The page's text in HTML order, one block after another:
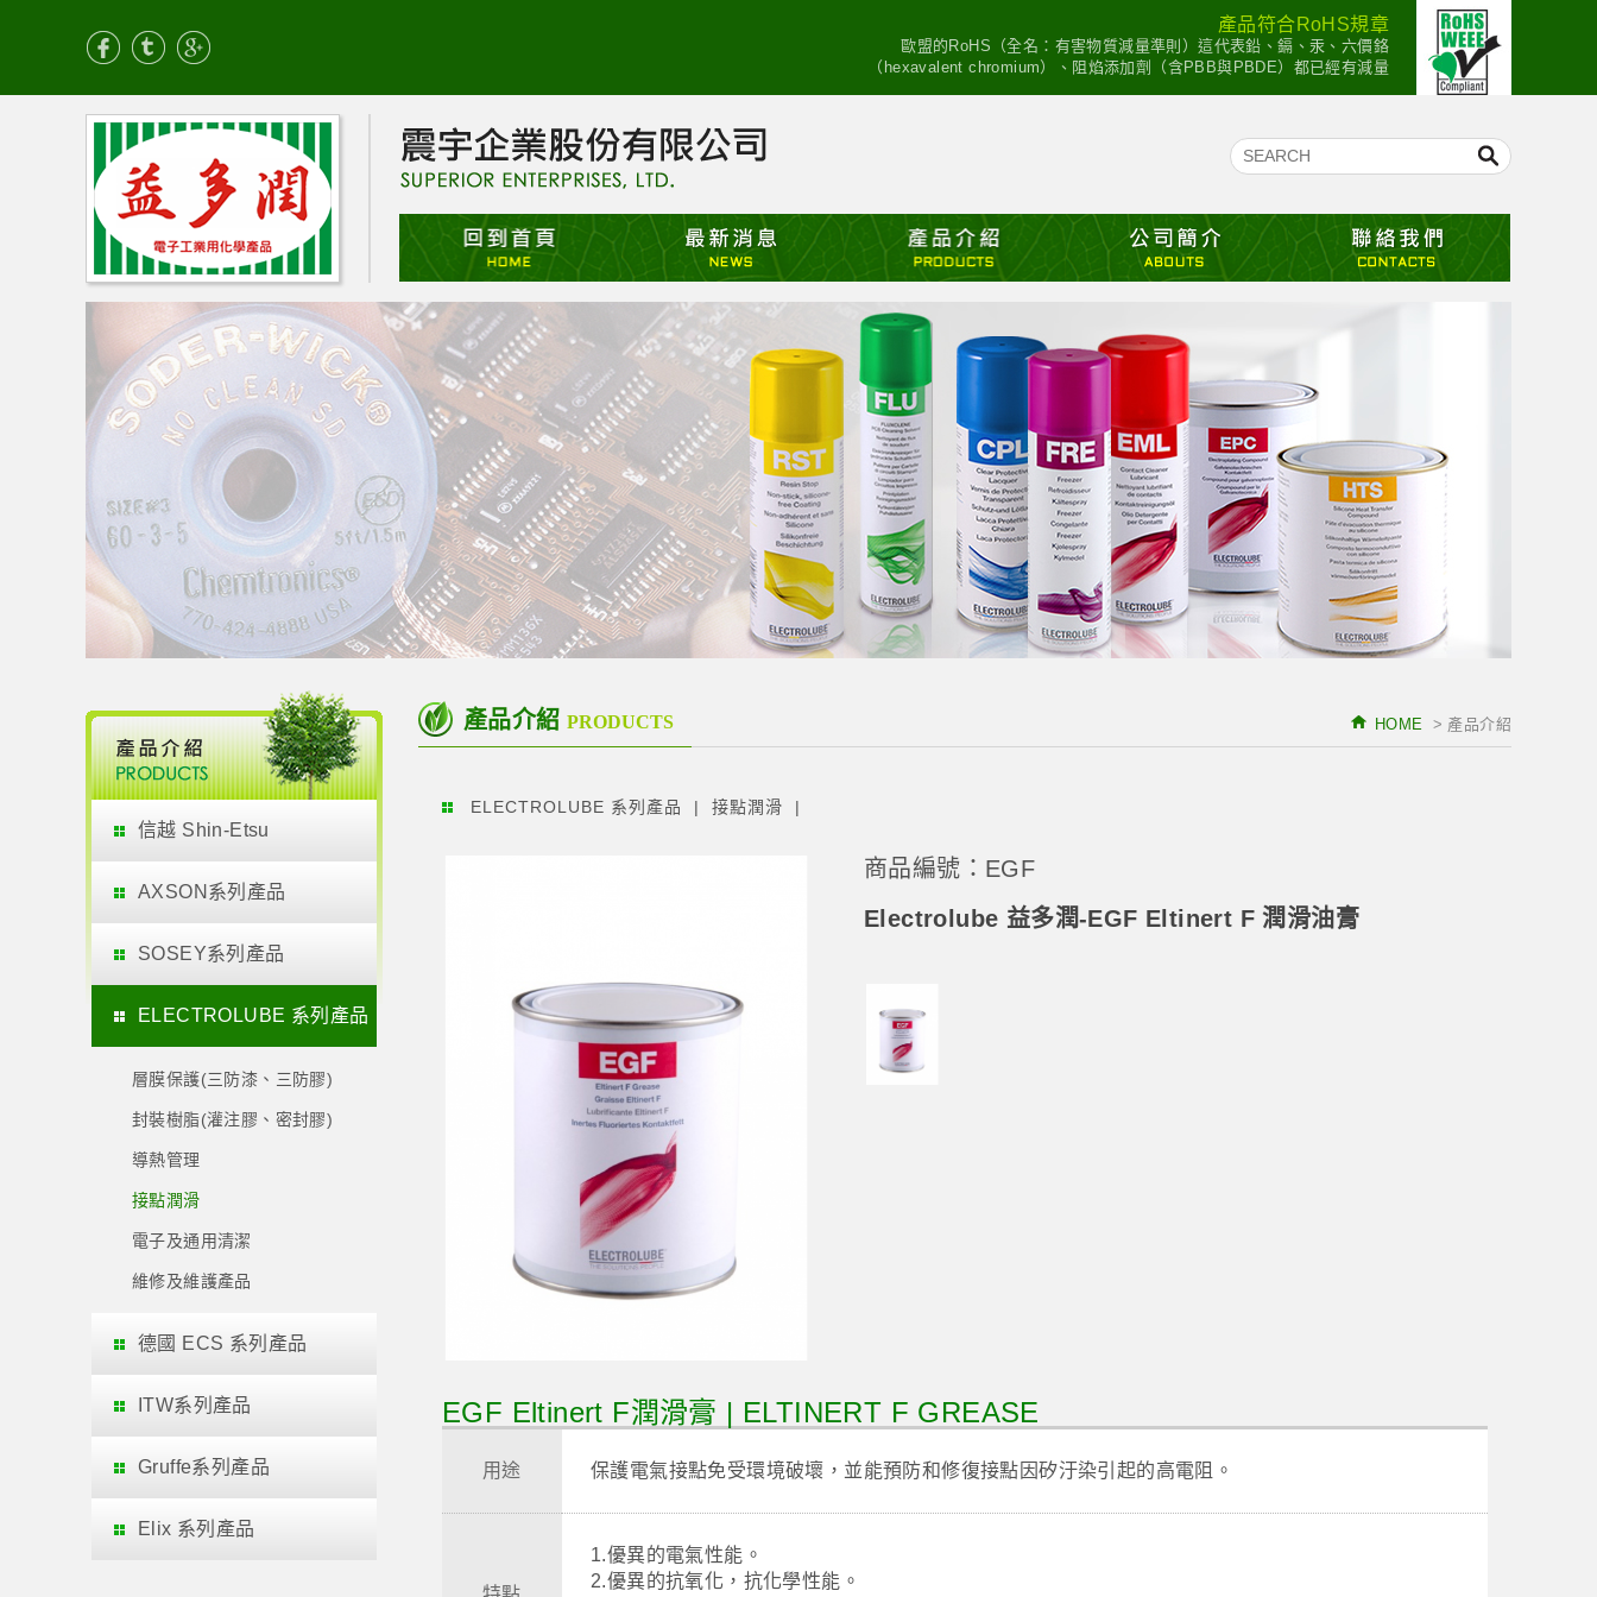
產品符合RoHS規章
歐盟的RoHS（全名：有害物質減量準則）這代表鉛、鎘、汞、六價鉻
（hexavalent chromium）、阻焰添加劑（含PBB與PBDE）都已經有減量
信越 Shin-Etsu
AXSON系列產品
SOSEY系列產品
ELECTROLUBE 系列產品
層膜保護(三防漆、三防膠)
封裝樹脂(灌注膠、密封膠)
導熱管理
接點潤滑
電子及通用清潔
維修及維護產品
德國 ECS 系列產品
ITW系列產品
Gruffe系列產品
Elix 系列產品
HOME > 產品介紹
產品介紹 PRODUCTS
ELECTROLUBE 系列產品 接點潤滑
商品編號：EGF
Electrolube 益多潤-EGF Eltinert F 潤滑油膏
EGF Eltinert F潤滑膏 | ELTINERT F GREASE
用途 保護電氣接點免受環境破壞，並能預防和修復接點因矽汙染引起的高電阻。
1.優異的電氣性能。
2.優異的抗氧化，抗化學性能。